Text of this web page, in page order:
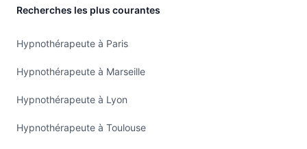
Recherches les plus courantes
Hypnothérapeute à Paris
Hypnothérapeute à Marseille
Hypnothérapeute à Lyon
Hypnothérapeute à Toulouse